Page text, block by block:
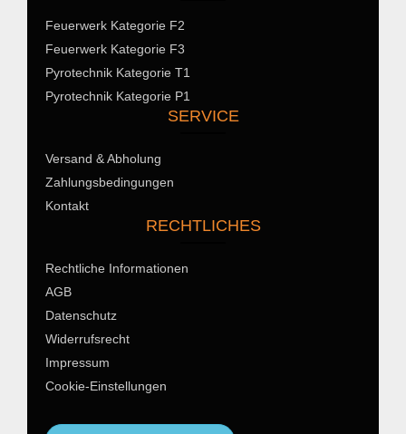
Feuerwerk Kategorie F2
Feuerwerk Kategorie F3
Pyrotechnik Kategorie T1
Pyrotechnik Kategorie P1
SERVICE
Versand & Abholung
Zahlungsbedingungen
Kontakt
RECHTLICHES
Rechtliche Informationen
AGB
Datenschutz
Widerrufsrecht
Impressum
Cookie-Einstellungen